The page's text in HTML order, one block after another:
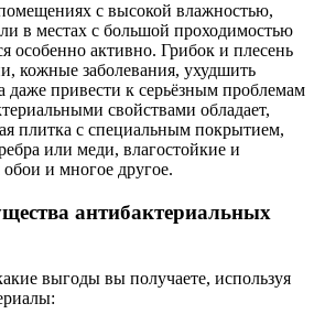
с высокой влажностью,
в местах с большой проходимостью
особенно активно. Грибок и плесень
кожные заболевания, ухудшить
даже привести к серьёзным проблемам
свойствами обладает,
плитка с специальным покрытием,
или меди, влагостойкие и
и многое другое.
антибактериальных
выгоды вы получаете, используя